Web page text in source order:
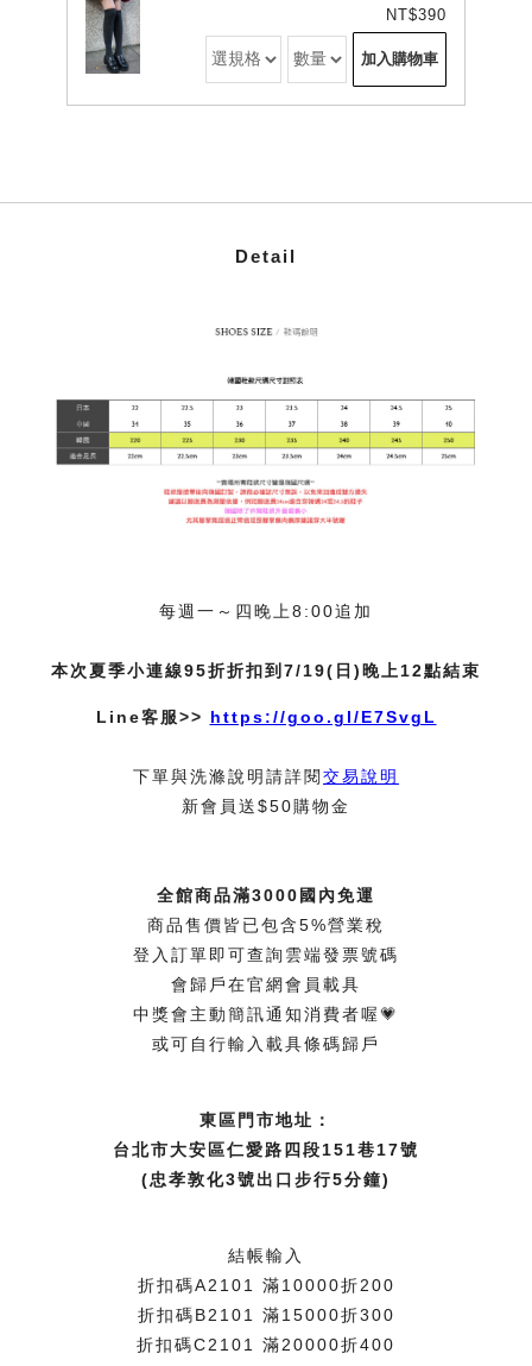
NT$390
加入購物車
Detail
每週一～四晚上8:00追加
本次夏季小連線95折折扣到7/19(日)晚上12點結束
Line客服>> https://goo.gl/E7SvgL
下單與洗滌說明請詳閱交易說明
新會員送$50購物金
全館商品滿3000國內免運
商品售價皆已包含5%營業稅
登入訂單即可查詢雲端發票號碼
會歸戶在官網會員載具
中獎會主動簡訊通知消費者喔💗
或可自行輸入載具條碼歸戶
東區門市地址：
台北市大安區仁愛路四段151巷17號
(忠孝敦化3號出口步行5分鐘)
結帳輸入
折扣碼A2101 滿10000折200
折扣碼B2101 滿15000折300
折扣碼C2101 滿20000折400